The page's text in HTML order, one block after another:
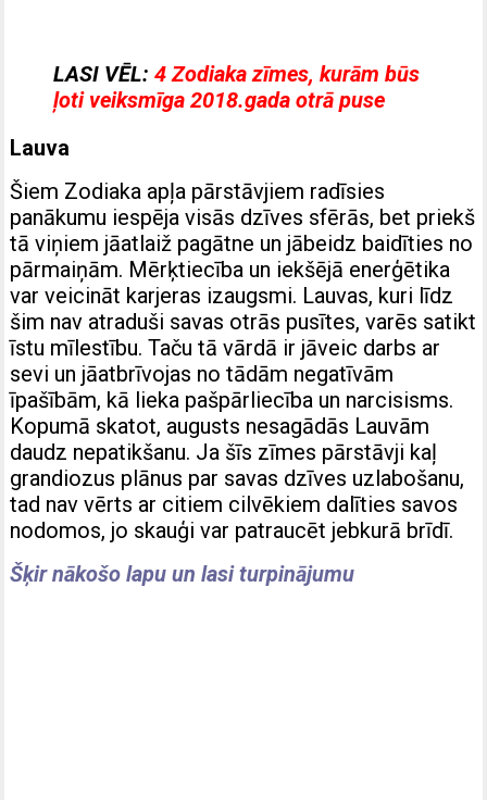
LASI VĒL: 4 Zodiaka zīmes, kurām būs
ļoti veiksmīga 2018.gada otrā puse
Lauva
Šiem Zodiaka apļa pārstāvjiem radīsies
panākumu iespēja visās dzīves sfērās, bet priekš
tā viņiem jāatlaiž pagātne un jābeidz baidīties no
pārmaiņām. Mērķtiecība un iekšējā enerģētika
var veicināt karjeras izaugsmi. Lauvas, kuri līdz
šim nav atraduši savas otrās pusītes, varēs satikt
īstu mīlestību. Taču tā vārdā ir jāveic darbs ar
sevi un jāatbrīvojas no tādām negatīvām
īpašībām, kā lieka pašpārliecība un narcisisms.
Kopumā skatot, augusts nesagādās Lauvām
daudz nepatikšanu. Ja šīs zīmes pārstāvji kaļ
grandiozus plānus par savas dzīves uzlabošanu,
tad nav vērts ar citiem cilvēkiem dalīties savos
nodomos, jo skauģi var patraucēt jebkurā brīdī.
Šķir nākošo lapu un lasi turpinājumu